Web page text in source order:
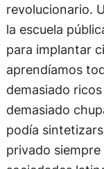
revolucionario.
la escuela
para implantar
aprendíamos
demasiado
demasiado
podía
privado